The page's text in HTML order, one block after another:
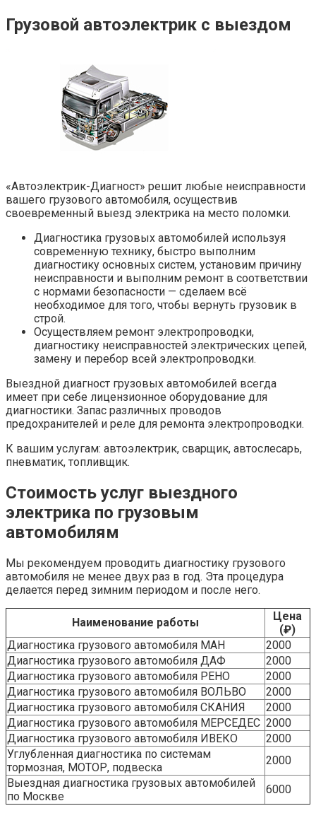
Грузовой автоэлектрик с выездом
«Автоэлектрик-Диагност» решит любые неисправности
вашего грузового автомобиля, осуществив
своевременный выезд электрика на место поломки.
Диагностика грузовых автомобилей используя
современную технику, быстро выполним
диагностику основных систем, установим причину
неисправности и выполним ремонт в соответствии
с нормами безопасности — сделаем всё
необходимое для того, чтобы вернуть грузовик в
строй.
Осуществляем ремонт электропроводки,
диагностику неисправностей электрических цепей,
замену и перебор всей электропроводки.
Выездной диагност грузовых автомобилей всегда
имеет при себе лицензионное оборудование для
диагностики. Запас различных проводов
предохранителей и реле для ремонта электропроводки.
К вашим услугам: автоэлектрик, сварщик, автослесарь,
пневматик, топливщик.
Стоимость услуг выездного
электрика по грузовым
автомобилям
Мы рекомендуем проводить диагностику грузового
автомобиля не менее двух раз в год. Эта процедура
делается перед зимним периодом и после него.
Наименование работы
Цена
(₽)
Диагностика грузового автомобиля МАН
2000
Диагностика грузового автомобиля ДАФ
2000
Диагностика грузового автомобиля РЕНО
2000
Диагностика грузового автомобиля ВОЛЬВО
2000
Диагностика грузового автомобиля СКАНИЯ
2000
Диагностика грузового автомобиля МЕРСЕДЕС 2000
Диагностика грузового автомобиля ИВЕКО
2000
Углубленная диагностика по системам
тормозная, МОТОР, подвеска
2000
Выездная диагностика грузовых автомобилей
по Москве
6000